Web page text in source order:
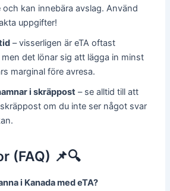
kan innebära avslag. Använd
uppgifter!
– visserligen är eTA oftast
det lönar sig att lägga in minst
marginal före avresa.
i skräppost – se alltid till att
om du inte ser något svar
(FAQ) 📌🔍
i Kanada med eTA?